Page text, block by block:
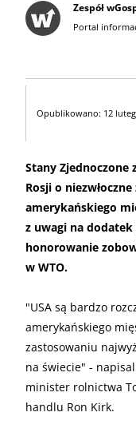
Zespół
Portal
Opublikowano: 12
Stany Zjednoczone
Rosji o
amerykańskiego
z uwagi na
honorowanie
w WTO.
"USA są bardzo
amerykańskiego
zastosowaniu
na świecie" -
minister rolnictwa
handlu Ron Kirk.